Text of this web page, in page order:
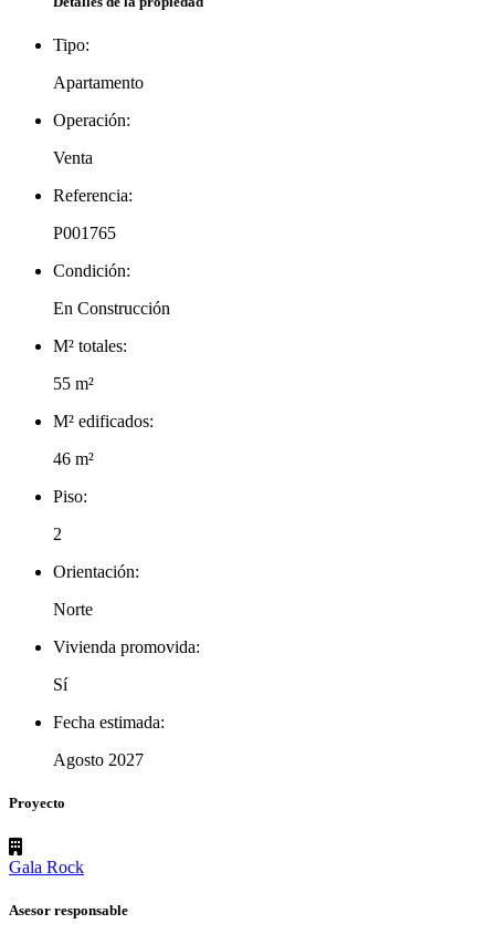
Tipo:
Apartamento
Operación:
Venta
Referencia:
P001765
Condición:
En Construcción
M² totales:
55 m²
M² edificados:
46 m²
Piso:
2
Orientación:
Norte
Vivienda promovida:
Sí
Fecha estimada:
Agosto 2027
Proyecto
Gala Rock
Asesor responsable